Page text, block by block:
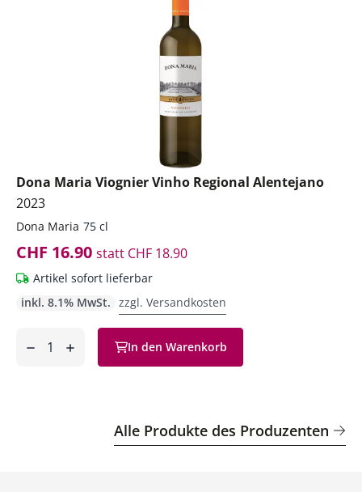
Dona Maria Viognier Vinho Regional Alentejano
2023
Dona Maria 75 cl
CHF 16.90 statt CHF 18.90
Artikel sofort lieferbar
inkl. 8.1% MwSt. zzgl. Versandkosten
hinzufügen
In den Warenkorb
Alle Produkte des Produzenten